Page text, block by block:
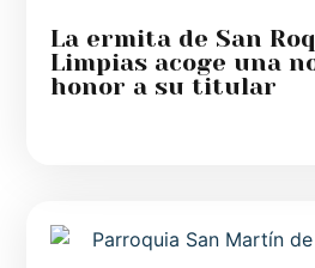
La ermita de San
Limpias acoge una
honor a su titular